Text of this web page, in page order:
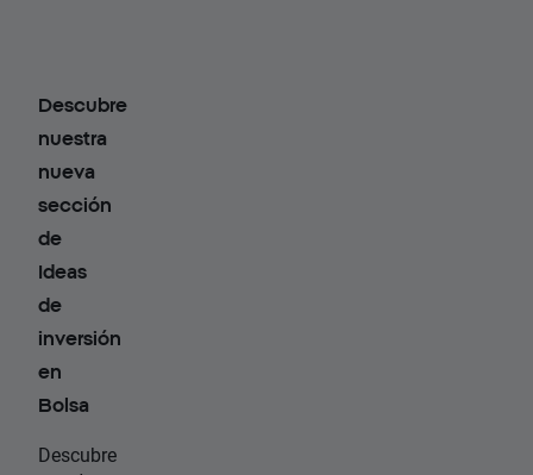
Descubre
nuestra
nueva
sección
de
Ideas
de
inversión
en
Bolsa
Descubre